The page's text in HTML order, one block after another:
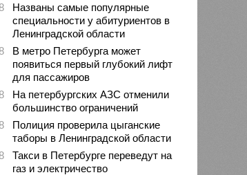
Названы самые популярные
специальности у абитуриентов в
Ленинградской области
В метро Петербурга может
появиться первый глубокий лифт
для пассажиров
На петербургских АЗС отменили
большинство ограничений
Полиция проверила цыганские
таборы в Ленинградской области
Такси в Петербурге переведут на
газ и электричество